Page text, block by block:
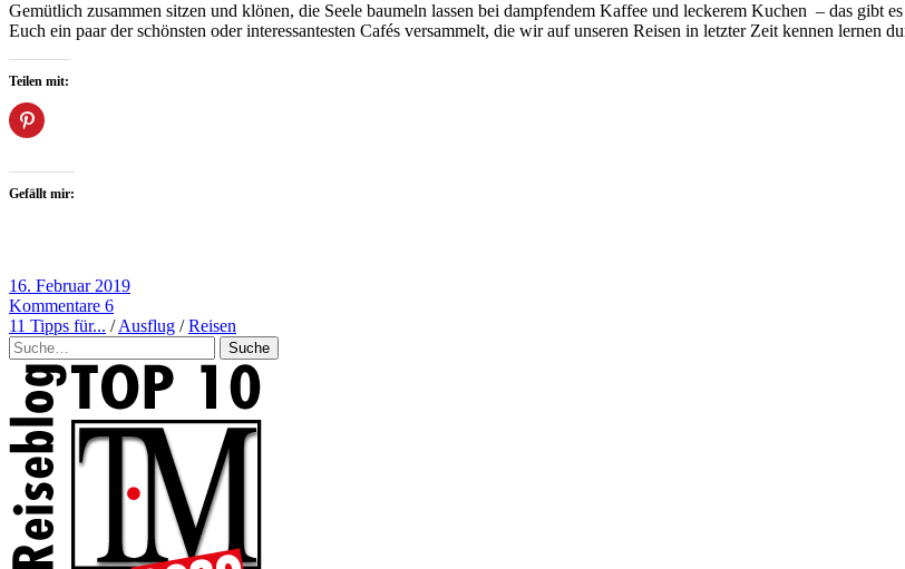
Gemütlich zusammen sitzen und klönen, die Seele baumeln lassen bei dampfendem Kaffee und leckerem Kuchen – das
Euch ein paar der schönsten oder interessantesten Cafés versammelt, die wir auf unseren Reisen in letzter Zeit kennen lernen
Teilen mit:
Gefällt mir:
16. Februar 2019
Kommentare 6
11 Tipps für... /Ausflug /Reisen
Suche